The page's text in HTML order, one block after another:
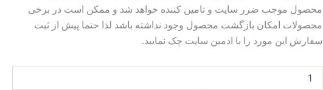
محصول موجب ضرر سایت و تامین کننده خواهد شد و ممکن است در برخی
محصولات امکان بازگشت محصول وجود نداشته باشد لذا حتما پیش از ثبت
سفارش این مورد را با ادمین سایت چک نمایید.
نقاشی